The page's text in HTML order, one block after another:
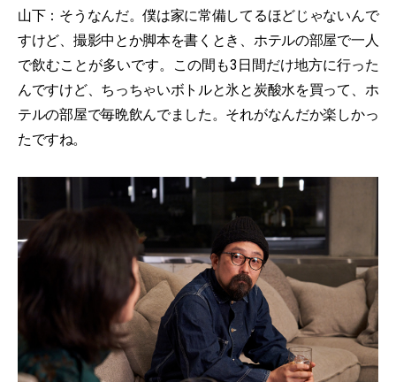
山下：そうなんだ。僕は家に常備してるほどじゃないんで
すけど、撮影中とか脚本を書くとき、ホテルの部屋で一人
で飲むことが多いです。この間も3日間だけ地方に行った
んですけど、ちっちゃいボトルと氷と炭酸水を買って、ホ
テルの部屋で毎晩飲んでました。それがなんだか楽しかっ
たですね。